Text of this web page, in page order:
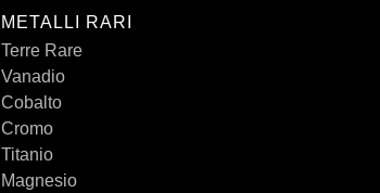
METALLI RARI
Terre Rare
Vanadio
Cobalto
Cromo
Titanio
Magnesio